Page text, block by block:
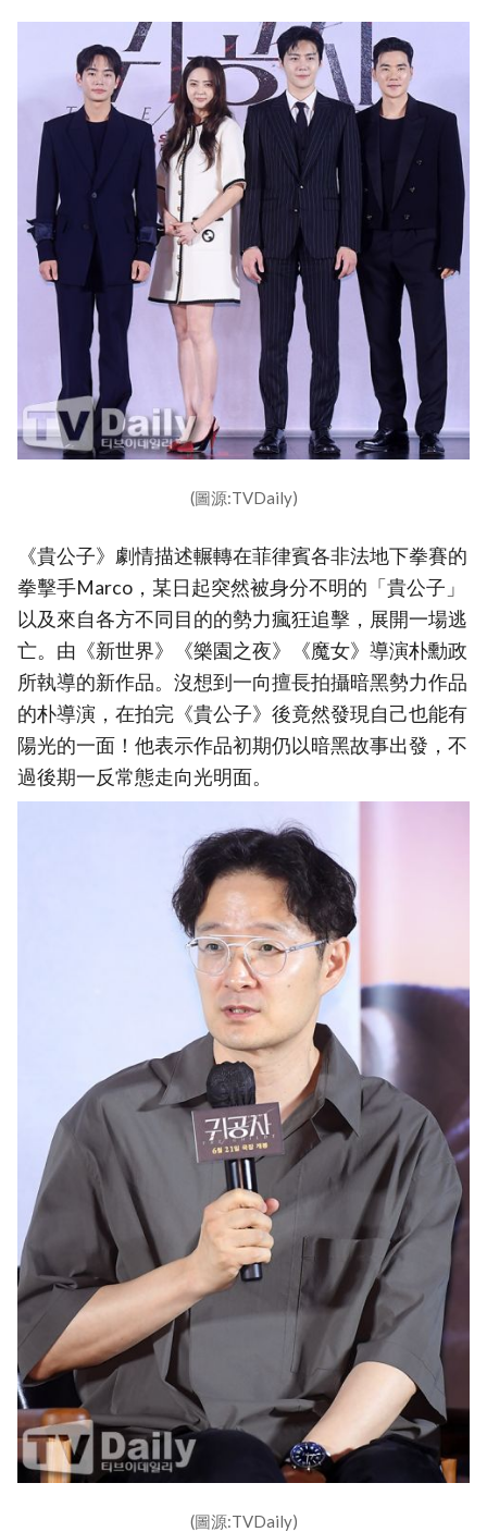
(圖源:TVDaily)
《貴公子》劇情描述輾轉在菲律賓各非法地下拳賽的
拳擊手Marco，某日起突然被身分不明的「貴公子」
以及來自各方不同目的的勢力瘋狂追擊，展開一場逃
亡。由《新世界》《樂園之夜》《魔女》導演朴勳政
所執導的新作品。沒想到一向擅長拍攝暗黑勢力作品
的朴導演，在拍完《貴公子》後竟然發現自己也能有
陽光的一面！他表示作品初期仍以暗黑故事出發，不
過後期一反常態走向光明面。
(圖源:TVDaily)